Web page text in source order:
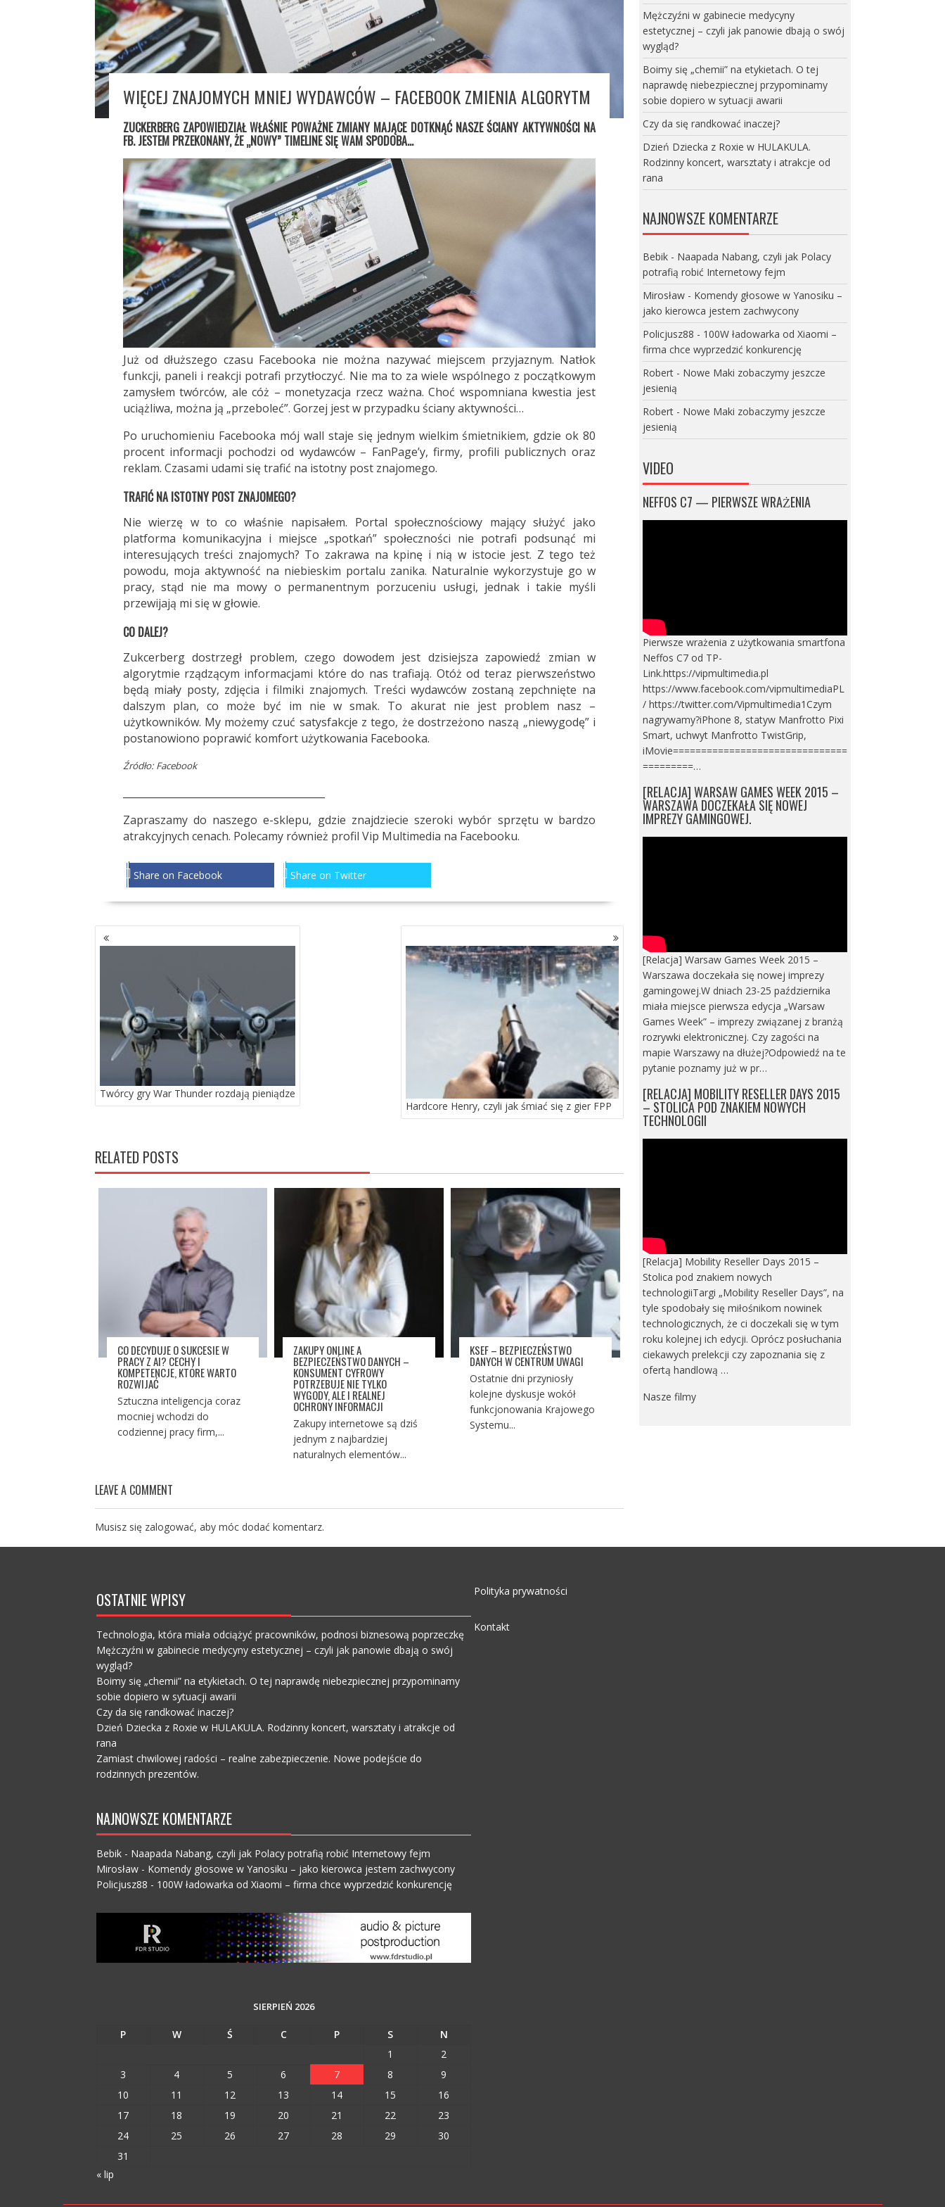
WIĘCEJ ZNAJOMYCH MNIEJ WYDAWCÓW – FACEBOOK ZMIENIA ALGORYTM
ZUCKERBERG ZAPOWIEDZIAŁ WŁAŚNIE POWAŻNE ZMIANY MAJĄCE DOTKNĄĆ NASZE ŚCIANY AKTYWNOŚCI NA
FB. JESTEM PRZEKONANY, ŻE „NOWY” TIMELINE SIĘ WAM SPODOBA…
Już od dłuższego czasu Facebooka nie można nazywać miejscem przyjaznym. Natłok
funkcji, paneli i reakcji potrafi przytłoczyć. Nie ma to za wiele wspólnego z początkowym
zamysłem twórców, ale cóż – monetyzacja rzecz ważna. Choć wspomniana kwestia jest
uciążliwa, można ją „przeboleć”. Gorzej jest w przypadku ściany aktywności…
Po uruchomieniu Facebooka mój wall staje się jednym wielkim śmietnikiem, gdzie ok 80
procent informacji pochodzi od wydawców – FanPage’y, firmy, profili publicznych oraz
reklam. Czasami udami się trafić na istotny post znajomego.
TRAFIĆ NA ISTOTNY POST ZNAJOMEGO?
Nie wierzę w to co właśnie napisałem. Portal społecznościowy mający służyć jako
platforma komunikacyjna i miejsce „spotkań” społeczności nie potrafi podsunąć mi
interesujących treści znajomych? To zakrawa na kpinę i nią w istocie jest. Z tego też
powodu, moja aktywność na niebieskim portalu zanika. Naturalnie wykorzystuje go w
pracy, stąd nie ma mowy o permanentnym porzuceniu usługi, jednak i takie myśli
przewijają mi się w głowie.
CO DALEJ?
Zukcerberg dostrzegł problem, czego dowodem jest dzisiejsza zapowiedź zmian w
algorytmie rządzącym informacjami które do nas trafiają. Otóż od teraz pierwszeństwo
będą miały posty, zdjęcia i filmiki znajomych. Treści wydawców zostaną zepchnięte na
dalszym plan, co może być im nie w smak. To akurat nie jest problem nasz –
użytkowników. My możemy czuć satysfakcje z tego, że dostrzeżono naszą „niewygodę” i
postanowiono poprawić komfort użytkowania Facebooka.
Źródło: Facebook
Zapraszamy do naszego e-sklepu, gdzie znajdziecie szeroki wybór sprzętu w bardzo
atrakcyjnych cenach. Polecamy również profil Vip Multimedia na Facebooku.
Share on Facebook Share on Twitter
NAWIGACJA
PO
Twórcy gry War Thunder rozdają pieniądze
Hardcore Henry, czyli jak śmiać się z gier FPP
RELATED POSTS
CO DECYDUJE O SUKCESIE W
PRACY Z AI? CECHY I
KOMPETENCJE, KTÓRE WARTO
ROZWIJAĆ
Sztuczna inteligencja coraz
mocniej wchodzi do
codziennej pracy firm,...
ZAKUPY ONLINE A
BEZPIECZEŃSTWO DANYCH –
KONSUMENT CYFROWY
POTRZEBUJE NIE TYLKO
WYGODY, ALE I REALNEJ
OCHRONY INFORMACJI
Zakupy internetowe są dziś
jednym z najbardziej
naturalnych elementów...
KSEF – BEZPIECZEŃSTWO
DANYCH W CENTRUM UWAGI
Ostatnie dni przyniosły
kolejne dyskusje wokół
funkcjonowania Krajowego
Systemu...
LEAVE A COMMENT
Musisz się zalogować, aby móc dodać komentarz.
Mężczyźni w gabinecie medycyny
estetycznej – czyli jak panowie dbają o swój
wygląd?
Boimy się „chemii” na etykietach. O tej
naprawdę niebezpiecznej przypominamy
sobie dopiero w sytuacji awarii
Czy da się randkować inaczej?
Dzień Dziecka z Roxie w HULAKULA.
Rodzinny koncert, warsztaty i atrakcje od
rana
NAJNOWSZE KOMENTARZE
Bebik- Naapada Nabang, czyli jak Polacy
potrafią robić Internetowy fejm
Mirosław- Komendy głosowe w Yanosiku –
jako kierowca jestem zachwycony
Policjusz88 - 100W ładowarka od Xiaomi –
firma chce wyprzedzić konkurencję
Robert- Nowe Maki zobaczymy jeszcze
jesienią
Robert- Nowe Maki zobaczymy jeszcze
jesienią
VIDEO
NEFFOS C7 — PIERWSZE WRAŻENIA
Pierwsze wrażenia z użytkowania smartfona
Neffos C7 od TP-
Link.https://vipmultimedia.pl
https://www.facebook.com/vipmultimediaPL
/ https://twitter.com/Vipmultimedia1Czym
nagrywamy?iPhone 8, statyw Manfrotto Pixi
Smart, uchwyt Manfrotto TwistGrip,
iMovie===============================
=========…
[RELACJA] WARSAW GAMES WEEK 2015 –
WARSZAWA DOCZEKAŁA SIĘ NOWEJ
IMPREZY GAMINGOWEJ.
[Relacja] Warsaw Games Week 2015 –
Warszawa doczekała się nowej imprezy
gamingowej.W dniach 23-25 października
miała miejsce pierwsza edycja „Warsaw
Games Week” – imprezy związanej z branżą
rozrywki elektronicznej. Czy zagości na
mapie Warszawy na dłużej?Odpowiedź na te
pytanie poznamy już w pr…
[RELACJA] MOBILITY RESELLER DAYS 2015
– STOLICA POD ZNAKIEM NOWYCH
TECHNOLOGII
[Relacja] Mobility Reseller Days 2015 –
Stolica pod znakiem nowych
technologiiTargi „Mobility Reseller Days”, na
tyle spodobały się miłośnikom nowinek
technologicznych, że ci doczekali się w tym
roku kolejnej ich edycji. Oprócz posłuchania
ciekawych prelekcji czy zapoznania się z
ofertą handlową …
Nasze filmy
OSTATNIE WPISY
Technologia, która miała odciążyć pracowników, podnosi biznesową poprzeczkę
Mężczyźni w gabinecie medycyny estetycznej – czyli jak panowie dbają o swój
wygląd?
Boimy się „chemii” na etykietach. O tej naprawdę niebezpiecznej przypominamy
sobie dopiero w sytuacji awarii
Czy da się randkować inaczej?
Dzień Dziecka z Roxie w HULAKULA. Rodzinny koncert, warsztaty i atrakcje od
rana
Zamiast chwilowej radości – realne zabezpieczenie. Nowe podejście do
rodzinnych prezentów.
NAJNOWSZE KOMENTARZE
Bebik- Naapada Nabang, czyli jak Polacy potrafią robić Internetowy fejm
Mirosław- Komendy głosowe w Yanosiku – jako kierowca jestem zachwycony
Policjusz88 - 100W ładowarka od Xiaomi – firma chce wyprzedzić konkurencję
SIERPIEŃ 2026
P W Ś C P S
N
1
2
3
4 5 6 7 8
9
10
11 12 13 14 15
16
17
18 19 20 21 22
23
24
25 26 27 28 29
30
31
« lip
Polityka prywatności
Kontakt